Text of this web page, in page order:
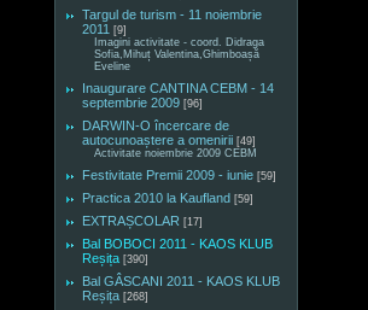
Targul de turism - 11 noiembrie
2011 [9]
Imagini activitate - coord. Didraga
Sofia,Mihuț Valentina,Ghimboașă
Eveline
Inaugurare CANTINA CEBM - 14
septembrie 2009 [96]
DARWIN-O încercare de
autocunoaștere a omenirii [49]
Activitate noiembrie 2009 CEBM
Festivitate Premii 2009 - iunie [59]
Practica 2010 la Kaufland [59]
EXTRAȘCOLAR [17]
Bal BOBOCI 2011 - KAOS KLUB
Reșița [390]
Bal GÂSCANI 2011 - KAOS KLUB
Reșița [268]